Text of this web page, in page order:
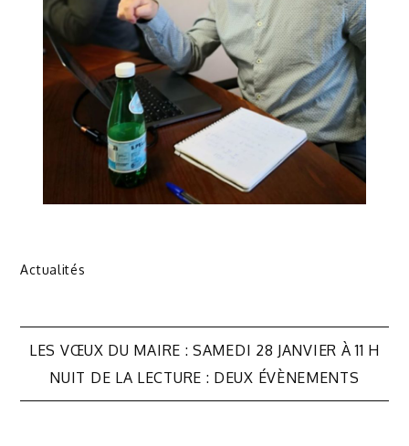
Actualités
Navigation
LES VŒUX DU MAIRE : SAMEDI 28 JANVIER À 11 H
NUIT DE LA LECTURE : DEUX ÉVÈNEMENTS